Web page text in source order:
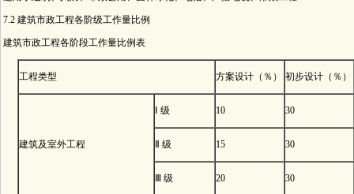
7.2 建筑市政工程各阶级工作量比例
建筑市政工程各阶段工作量比例表
工程类型 方案设计（％） 初步设计（％）
建筑及室外工程
Ⅰ 级 10 30
Ⅱ 级 15 30
Ⅲ 级 20 30